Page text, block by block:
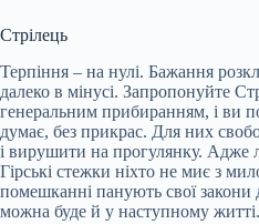
Стрілець
Терпіння – на нулі. Бажання
далеко в мінусі. Запропонуйте
генеральним прибиранням, і ви
думає, без прикрас. Для них
і вирушити на прогулянку. Адже
Гірські стежки ніхто не миє з
помешканні панують свої
можна буде й у наступному житті.